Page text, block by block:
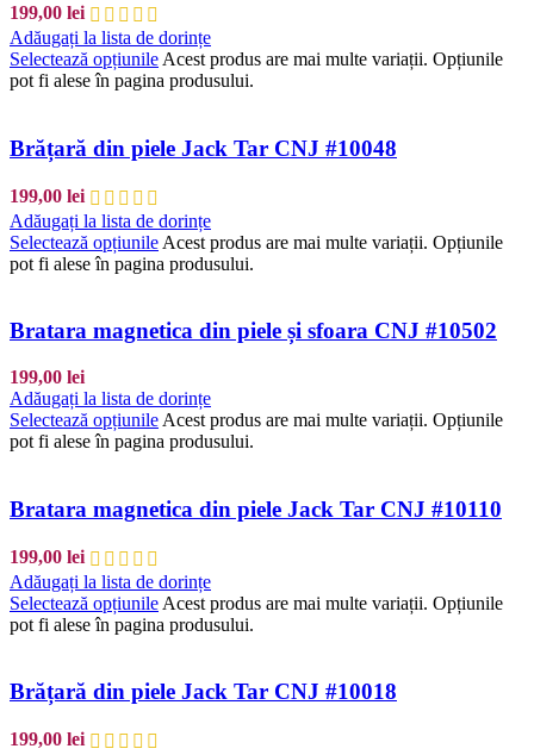
199,00 lei
Adăugați la lista de dorințe
Selectează opțiunile Acest produs are mai multe variații. Opțiunile
pot fi alese în pagina produsului.
Brățară din piele Jack Tar CNJ #10048
199,00 lei
Adăugați la lista de dorințe
Selectează opțiunile Acest produs are mai multe variații. Opțiunile
pot fi alese în pagina produsului.
Bratara magnetica din piele și sfoara CNJ #10502
199,00 lei
Adăugați la lista de dorințe
Selectează opțiunile Acest produs are mai multe variații. Opțiunile
pot fi alese în pagina produsului.
Bratara magnetica din piele Jack Tar CNJ #10110
199,00 lei
Adăugați la lista de dorințe
Selectează opțiunile Acest produs are mai multe variații. Opțiunile
pot fi alese în pagina produsului.
Brățară din piele Jack Tar CNJ #10018
199,00 lei